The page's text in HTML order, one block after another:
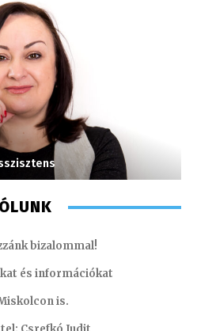
bizalommal!
és információkat
is.